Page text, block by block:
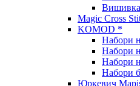
Вишивка
Magic Cross
KOMOD *
Набори
Набори
Набори
Набори
Юркевич